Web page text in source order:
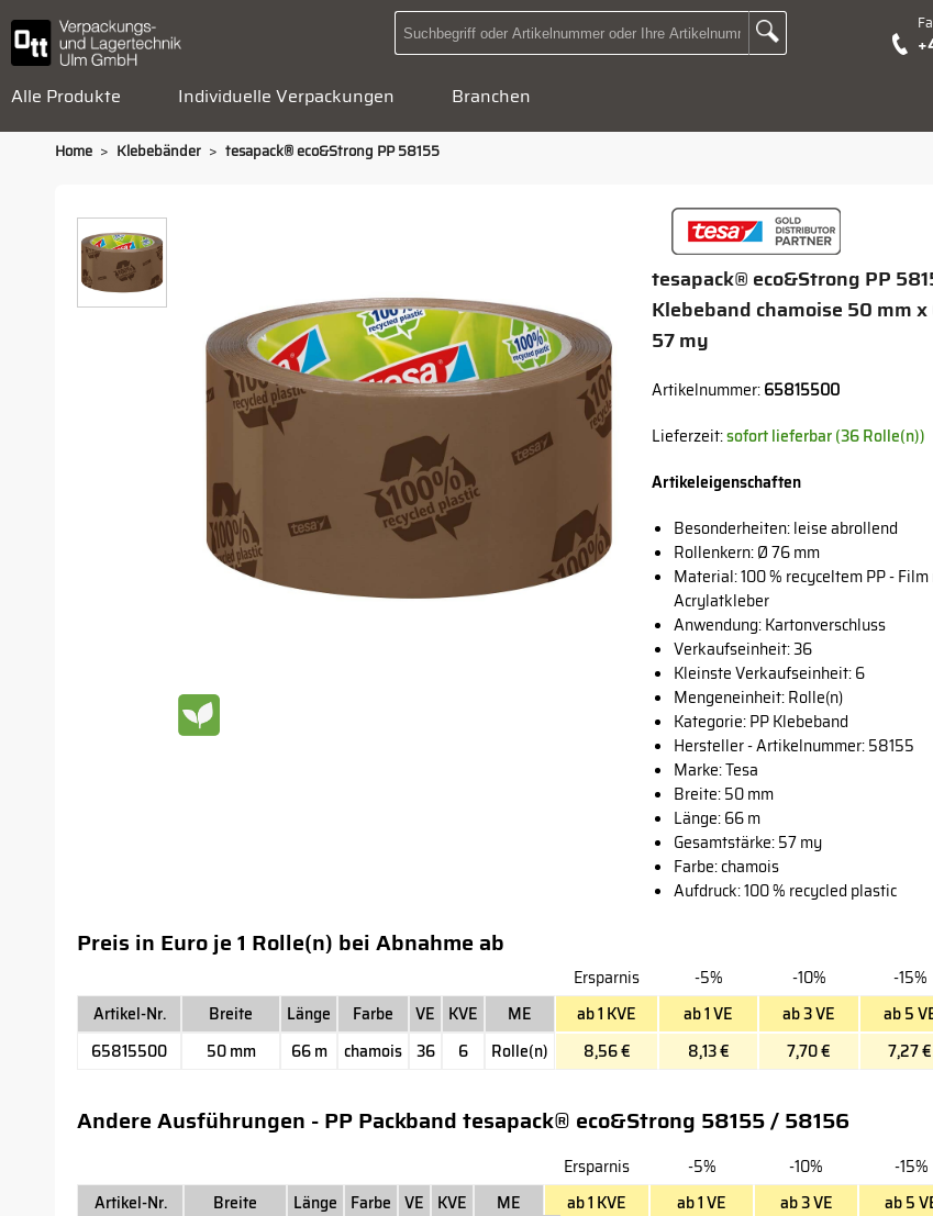
Suchbegriff oder Artikelnummer hier eingeben:
Zur Suche Landingpage
Alle Produkte Individuelle Verpackungen Branchen
Home > Klebebänder > tesapack® eco&Strong PP 58155
tesapack® eco&Strong PP
Klebeband chamoise 50 mm
57 my
Artikelnummer:65815500
Lieferzeit:sofort lieferbar (36 Rolle(n))
Artikeleigenschaften
Besonderheiten: leise abrollend
Rollenkern: Ø 76 mm
Material: 100 % recyceltem PP -
Acrylatkleber
Anwendung: Kartonverschluss
Verkaufseinheit: 36
Kleinste Verkaufseinheit: 6
Mengeneinheit: Rolle(n)
Kategorie: PP Klebeband
Hersteller - Artikelnummer: 58155
Marke:Tesa
Breite: 50 mm
Länge: 66 m
Gesamtstärke: 57 my
Farbe: chamois
Aufdruck: 100 % recycled plastic
Preis in Euro je 1 Rolle(n) bei Abnahme ab
Ersparnis -5% -10%
-15%
Artikel-Nr.
Breite Länge Farbe VE KVE ME ab 1 KVE ab 1 VE ab 3 VE
ab 5
65815500
50 mm 66 m chamois 36 6 Rolle(n) 8,56 € 8,13 € 7,70 € 7,27 €
Andere Ausführungen - PP Packband tesapack® eco&Strong 58155 / 58156
Ersparnis -5% -10%
-15%
Artikel-Nr.
Breite Länge Farbe VE KVE ME ab 1 KVE ab 1 VE ab 3 VE
ab 5